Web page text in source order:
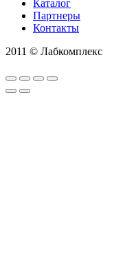
Каталог
Партнеры
Контакты
2011 © Лабкомплекс